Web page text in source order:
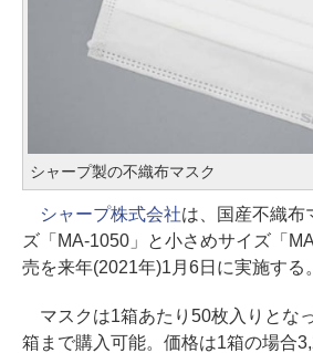
シャープ製の不織布マスク
シャープ株式会社は、国産不織布
ズ「MA-1050」と小さめサイズ「
売を来年(2021年)1月6日に実施する。
マスクは1箱あたり50枚入りとな
箱まで購入可能。価格は1箱の場合